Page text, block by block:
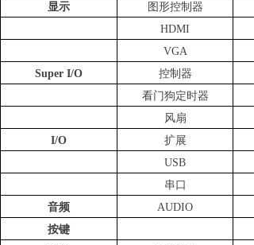
显示
图形控制器
HDMI
VGA
Super I/O
控制器
看门狗定时器
风扇
I/O
扩展
USB
串口
音频
AUDIO
按键